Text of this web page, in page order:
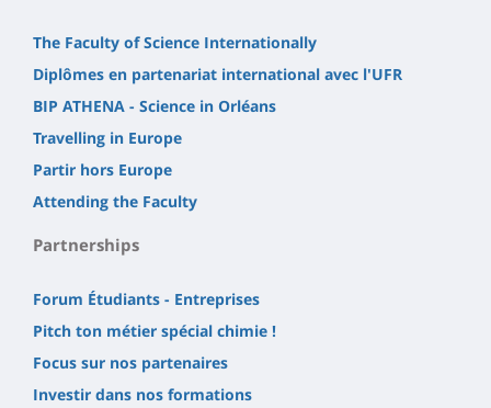
The Faculty of Science Internationally
Diplômes en partenariat international avec l'UFR
BIP ATHENA - Science in Orléans
Travelling in Europe
Partir hors Europe
Attending the Faculty
Partnerships
Forum Étudiants - Entreprises
Pitch ton métier spécial chimie !
Focus sur nos partenaires
Investir dans nos formations